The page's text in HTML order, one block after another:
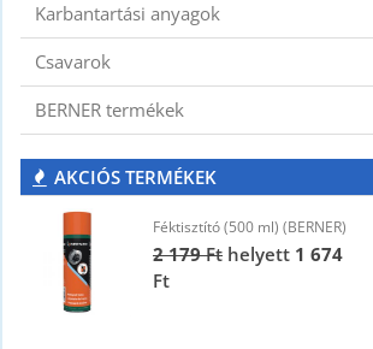
Karbantartási anyagok
Csavarok
BERNER termékek
AKCIÓS TERMÉKEK
Féktisztító (500 ml) (BERNER)
2 179 Ft helyett 1 674
Ft